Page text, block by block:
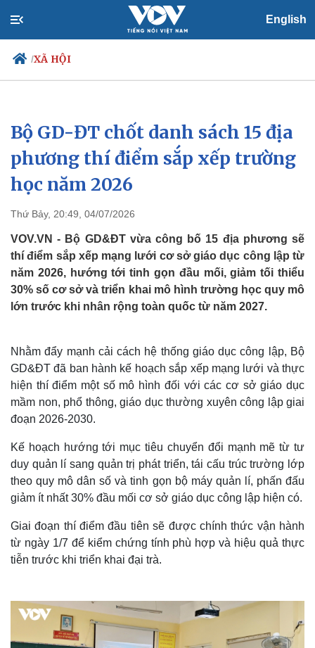
English
/XÃ HỘI
Chính trị
Đảng
Tổ chức nhân sự
Quốc hội
Nhận diện sự thật
Xã hội
Tin 24h
Dự báo thời tiết
Bộ GD-ĐT chốt danh sách 15 địa
phương thí điểm sắp xếp trường
học năm 2026
Thứ Bảy, 20:49, 04/07/2026
VOV.VN - Bộ GD&ĐT vừa công bố 15 địa phương sẽ
thí điểm sắp xếp mạng lưới cơ sở giáo dục công lập từ
năm 2026, hướng tới tinh gọn đầu mối, giảm tối thiểu
30% số cơ sở và triển khai mô hình trường học quy mô
lớn trước khi nhân rộng toàn quốc từ năm 2027.
Nhằm đẩy mạnh cải cách hệ thống giáo dục công lập, Bộ
GD&ĐT đã ban hành kế hoạch sắp xếp mạng lưới và thực
hiện thí điểm một số mô hình đối với các cơ sở giáo dục
mầm non, phổ thông, giáo dục thường xuyên công lập giai
đoạn 2026-2030.
Kế hoạch hướng tới mục tiêu chuyển đổi mạnh mẽ từ tư
duy quản lí sang quản trị phát triển, tái cấu trúc trường lớp
theo quy mô dân số và tinh gọn bộ máy quản lí, phấn đấu
giảm ít nhất 30% đầu mối cơ sở giáo dục công lập hiện có.
Giai đoạn thí điểm đầu tiên sẽ được chính thức vận hành
từ ngày 1/7 để kiểm chứng tính phù hợp và hiệu quả thực
tiễn trước khi triển khai đại trà.